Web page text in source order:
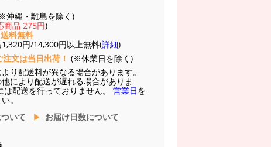
沖縄・離島を除く)
商品 275円)
料無料
円/14,300円以上無料(詳細)
文は当日出荷！ (※休業日を除く)
り配送料が異なる場合があります。
により配送が遅れる場合がありま
は配送を行っておりません。 営業日を
。
いて
お届け日数について